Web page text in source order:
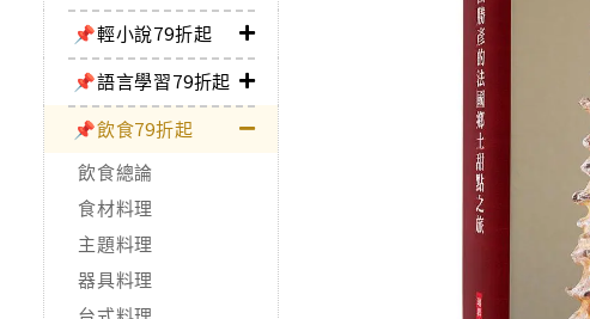
📌輕小說79折起
📌語言學習79折起
📌飲食79折起
飲食總論
食材料理
主題料理
器具料理